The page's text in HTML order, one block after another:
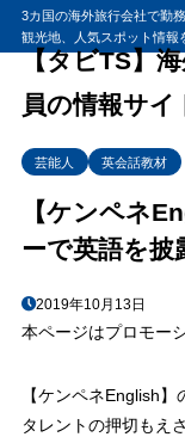
3カ国の海外旅行会社で勤
観光地、人気スポット情報
【タビTS】
員の情報サイ
芸能人 英会話教材
【ケンペネ
ーで英語を披
2019年10月13日
本ページはプロモー
【ケンペネEnglish
タレントの押切もえ
目次
2 英語が話せたと
3 ケンペネールし